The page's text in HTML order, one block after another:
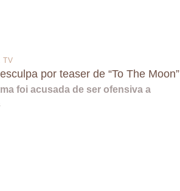
TV
por teaser de “To The Moon”
foi acusada de ser ofensiva a